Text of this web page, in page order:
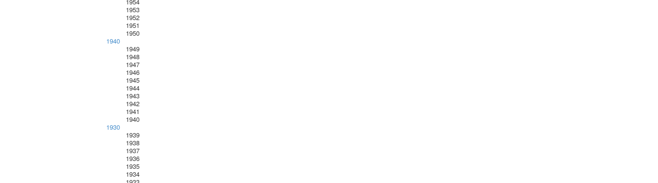
1953
1952
1951
1950
1940
1949
1948
1947
1946
1945
1944
1943
1942
1941
1940
1930
1939
1938
1937
1936
1935
1934